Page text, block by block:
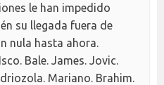
le han impedido
su llegada fuera de
nula hasta ahora.
Bale. James. Jovic.
Mariano. Brahim.